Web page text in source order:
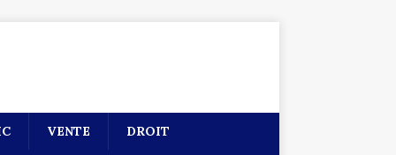
VENTE DROIT